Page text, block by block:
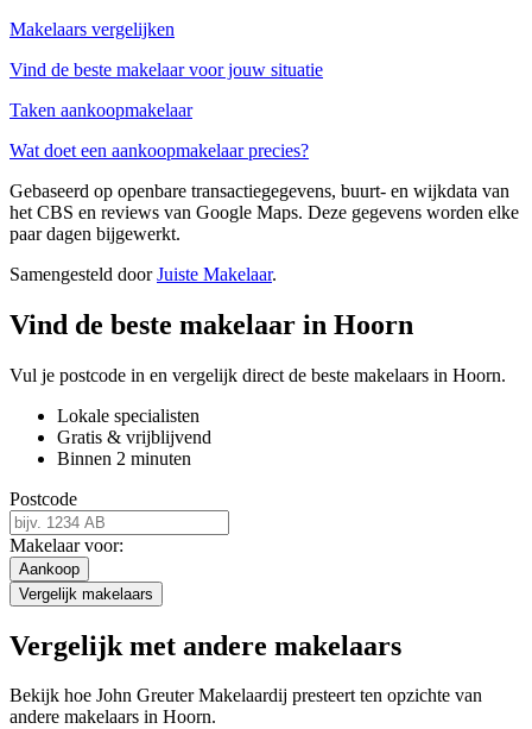
Makelaars vergelijken
Vind de beste makelaar voor jouw situatie
Taken aankoopmakelaar
Wat doet een aankoopmakelaar precies?
Gebaseerd op openbare transactiegegevens, buurt- en wijkdata van
het CBS en reviews van Google Maps. Deze gegevens worden elke
paar dagen bijgewerkt.
Samengesteld doorJuiste Makelaar.
Vind de beste makelaar in Hoorn
Vul je postcode in en vergelijk direct de beste makelaars in Hoorn.
Lokale specialisten
Gratis & vrijblijvend
Binnen 2 minuten
Postcode
Makelaar voor:
Aankoop
Vergelijk makelaars
Vergelijk met andere makelaars
Bekijk hoe John Greuter Makelaardij presteert ten opzichte van
andere makelaars in Hoorn.